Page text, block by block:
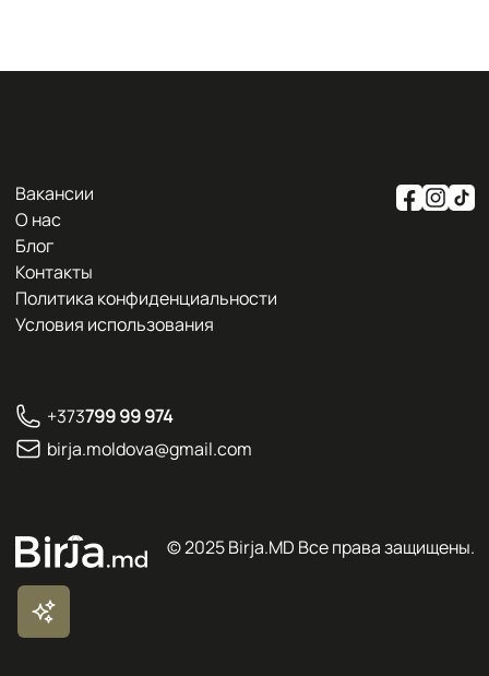
Вакансии
О нас
Блог
Контакты
Политика конфиденциальности
Условия использования
+373799 99 974
birja.moldova@gmail.com
© 2025 Birja.MD Все права защищены.